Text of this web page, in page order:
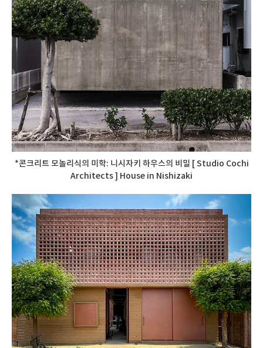
*콘크리트 모놀리식의 미학: 니시자키 하우스의 비밀 [ Studio Cochi
Architects ] House in Nishizaki